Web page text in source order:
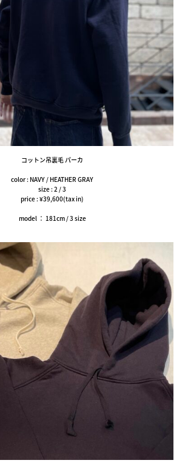
コットン吊裏毛 パーカ
color : NAVY / HEATHER GRAY
size : 2 / 3
price : ¥39,600(tax in)
model ： 181cm / 3 size